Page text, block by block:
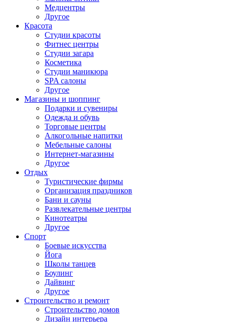
Медцентры
Другое
Красота
Студии красоты
Фитнес центры
Студии загара
Косметика
Студии маникюра
SPA салоны
Другое
Магазины и шоппинг
Подарки и сувениры
Одежда и обувь
Торговые центры
Алкогольные напитки
Мебельные салоны
Интернет-магазины
Другое
Отдых
Туристические фирмы
Организация праздников
Бани и сауны
Развлекательные центры
Кинотеатры
Другое
Спорт
Боевые искусства
Йога
Школы танцев
Боулинг
Дайвинг
Другое
Строительство и ремонт
Строительство домов
Дизайн интерьера